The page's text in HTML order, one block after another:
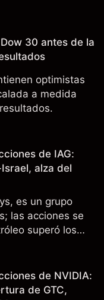
récord
las ventas
30 antes de la
optimistas
a medida
de IAG:
alza del
es un grupo
las acciones se
superó los
de Oriente
futuros..
de NVIDIA:
de GTC,